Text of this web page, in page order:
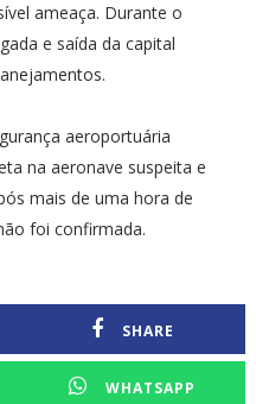
ameaça. Durante o
e saída da capital
aeroportuária
na aeronave suspeita e
mais de uma hora de
foi confirmada.
SHARE
WHATSAPP